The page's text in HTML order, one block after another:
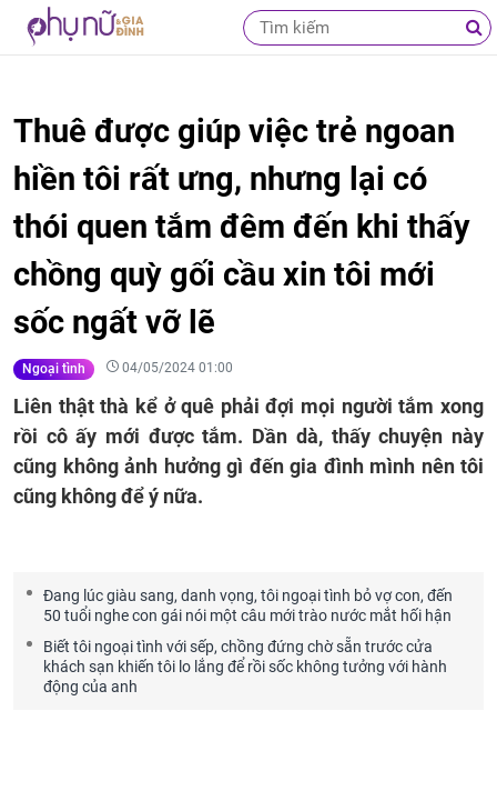
Thuê được giúp việc trẻ ngoan
hiền tôi rất ưng, nhưng lại có
thói quen tắm đêm đến khi thấy
chồng quỳ gối cầu xin tôi mới
sốc ngất vỡ lẽ
Ngoại tình 04/05/2024 01:00
Liên thật thà kể ở quê phải đợi mọi người tắm xong
rồi cô ấy mới được tắm. Dần dà, thấy chuyện này
cũng không ảnh hưởng gì đến gia đình mình nên tôi
cũng không để ý nữa.
Đang lúc giàu sang, danh vọng, tôi ngoại tình bỏ vợ con, đến
50 tuổi nghe con gái nói một câu mới trào nước mắt hối hận
Biết tôi ngoại tình với sếp, chồng đứng chờ sẵn trước cửa
khách sạn khiến tôi lo lắng để rồi sốc không tưởng với hành
động của anh